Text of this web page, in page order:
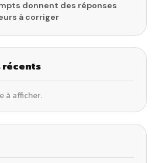
donnent des réponses
à corriger
récents
à afficher.